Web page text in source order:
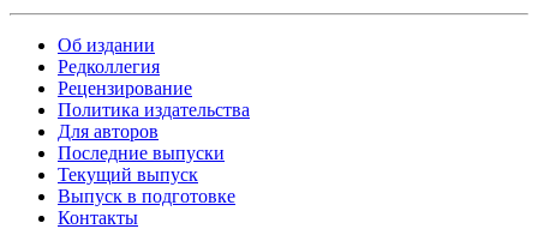
Об издании
Редколлегия
Рецензирование
Политика издательства
Для авторов
Последние выпуски
Текущий выпуск
Выпуск в подготовке
Контакты